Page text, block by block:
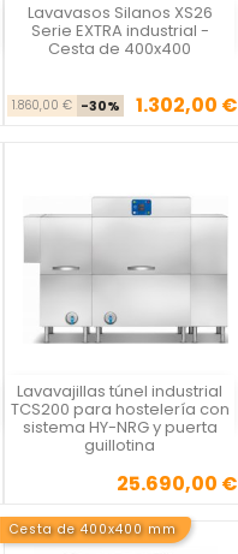
Lavavasos Silanos XS26
Serie EXTRA industrial -
Cesta de 400x400
Precio base
1.860,00 € -30% Precio
1.302,00 €

Vista rápida
Lavavajillas túnel industrial
TCS200 para hostelería con
sistema HY-NRG y puerta
guillotina
Precio
25.690,00 €

Vista rápida
Cesta de 400x400 mm